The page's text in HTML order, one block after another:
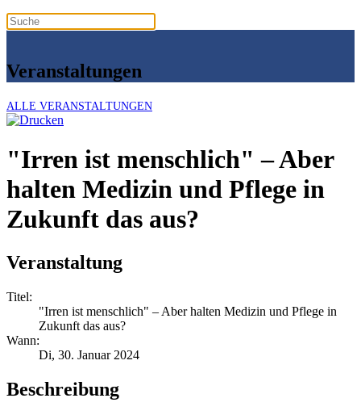
Veranstaltungen
ALLE VERANSTALTUNGEN
"Irren ist menschlich" – Aber
halten Medizin und Pflege in
Zukunft das aus?
Veranstaltung
Titel:
"Irren ist menschlich" – Aber halten Medizin und Pflege in
Zukunft das aus?
Wann:
Di, 30. Januar 2024
Beschreibung